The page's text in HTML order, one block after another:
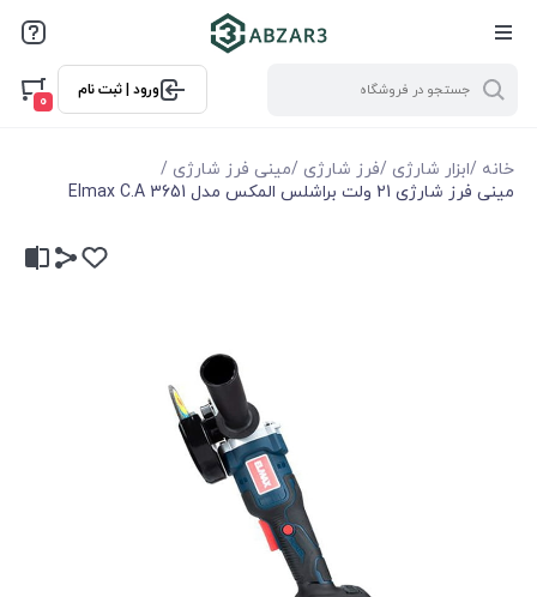
ورود | ثبت نام
0
خانه /ابزار شارژی /فرز شارژی /مینی فرز شارژی /
مینی فرز شارژی 21 ولت براشلس المکس مدل Elmax C.A 3651